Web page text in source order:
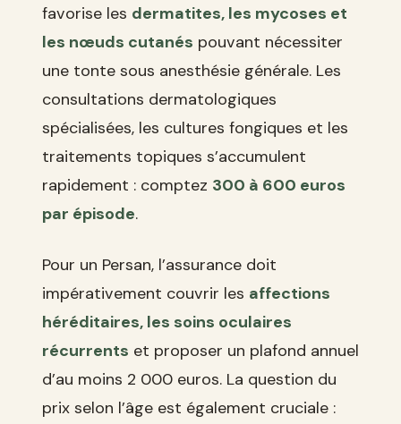
favorise les dermatites, les mycoses et
les nœuds cutanés pouvant nécessiter
une tonte sous anesthésie générale. Les
consultations dermatologiques
spécialisées, les cultures fongiques et les
traitements topiques s’accumulent
rapidement : comptez 300 à 600 euros
par épisode.
Pour un Persan, l’assurance doit
impérativement couvrir les affections
héréditaires, les soins oculaires
récurrents et proposer un plafond annuel
d’au moins 2 000 euros. La question du
prix selon l’âge est également cruciale :